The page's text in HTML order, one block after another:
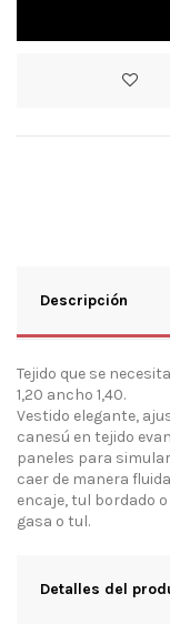
Descripción
Tejido que se
1,20 ancho 1,40.
Vestido elegante,
canesú en tejido
paneles para
caer de manera
encaje, tul bordado
gasa o tul.
Detalles del